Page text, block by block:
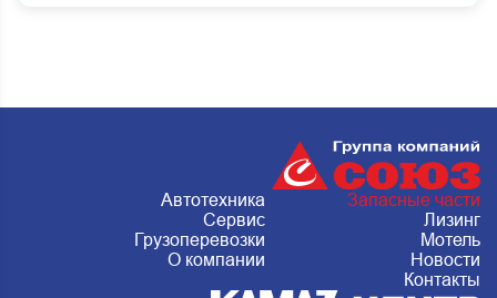
Автотехника
Запасные части
Сервис
Лизинг
Грузоперевозки
Мотель
О компании
Новости
Контакты